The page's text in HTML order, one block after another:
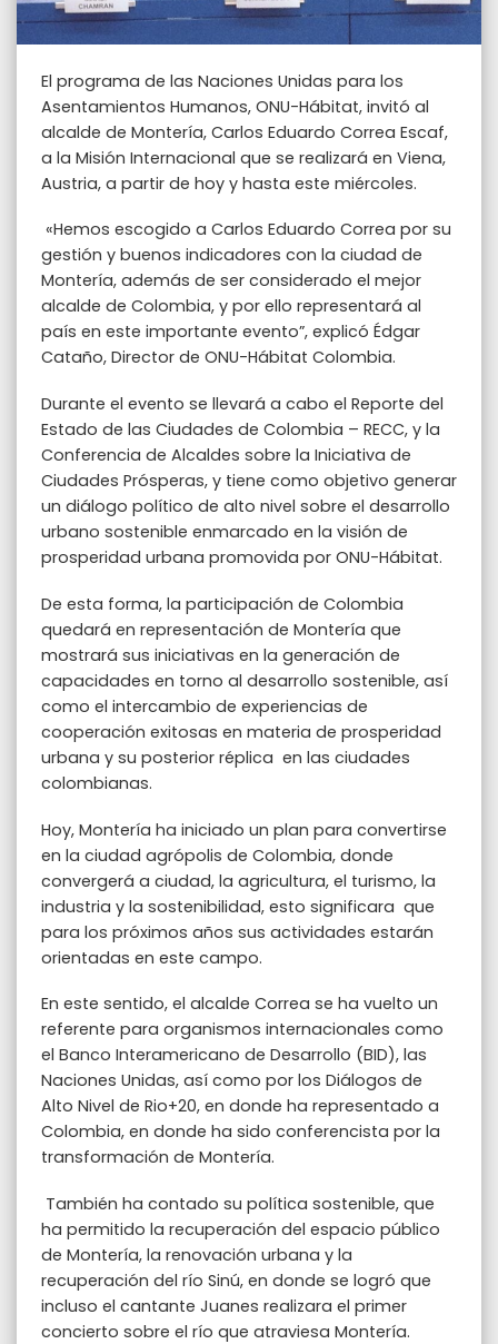
El programa de las Naciones Unidas para los
Asentamientos Humanos, ONU-Hábitat, invitó al
alcalde de Montería, Carlos Eduardo Correa Escaf,
a la Misión Internacional que se realizará en Viena,
Austria, a partir de hoy y hasta este miércoles.
«Hemos escogido a Carlos Eduardo Correa por su
gestión y buenos indicadores con la ciudad de
Montería, además de ser considerado el mejor
alcalde de Colombia, y por ello representará al
país en este importante evento”, explicó Édgar
Cataño, Director de ONU-Hábitat Colombia.
Durante el evento se llevará a cabo el Reporte del
Estado de las Ciudades de Colombia – RECC, y la
Conferencia de Alcaldes sobre la Iniciativa de
Ciudades Prósperas, y tiene como objetivo generar
un diálogo político de alto nivel sobre el desarrollo
urbano sostenible enmarcado en la visión de
prosperidad urbana promovida por ONU-Hábitat.
De esta forma, la participación de Colombia
quedará en representación de Montería que
mostrará sus iniciativas en la generación de
capacidades en torno al desarrollo sostenible, así
como el intercambio de experiencias de
cooperación exitosas en materia de prosperidad
urbana y su posterior réplica en las ciudades
colombianas.
Hoy, Montería ha iniciado un plan para convertirse
en la ciudad agrópolis de Colombia, donde
convergerá a ciudad, la agricultura, el turismo, la
industria y la sostenibilidad, esto significara que
para los próximos años sus actividades estarán
orientadas en este campo.
En este sentido, el alcalde Correa se ha vuelto un
referente para organismos internacionales como
el Banco Interamericano de Desarrollo (BID), las
Naciones Unidas, así como por los Diálogos de
Alto Nivel de Rio+20, en donde ha representado a
Colombia, en donde ha sido conferencista por la
transformación de Montería.
También ha contado su política sostenible, que
ha permitido la recuperación del espacio público
de Montería, la renovación urbana y la
recuperación del río Sinú, en donde se logró que
incluso el cantante Juanes realizara el primer
concierto sobre el río que atraviesa Montería.